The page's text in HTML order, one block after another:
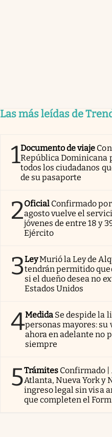
Las más leídas de
1Documento de viaje
República Dominicana
todos los ciudadanos
de su pasaporte
2Oficial Confirmado
agosto vuelve el
jóvenes de entre 18 y
Ejército
3LeyMurió la Ley de
tendrán permitido
si el dueño desea no
Estados Unidos
4Medida Se despide la
personas mayores: su
ahora en adelante no
siempre
5Trámites Confirmado |
Atlanta, Nueva York y
ingreso legal sin visa
que completen el